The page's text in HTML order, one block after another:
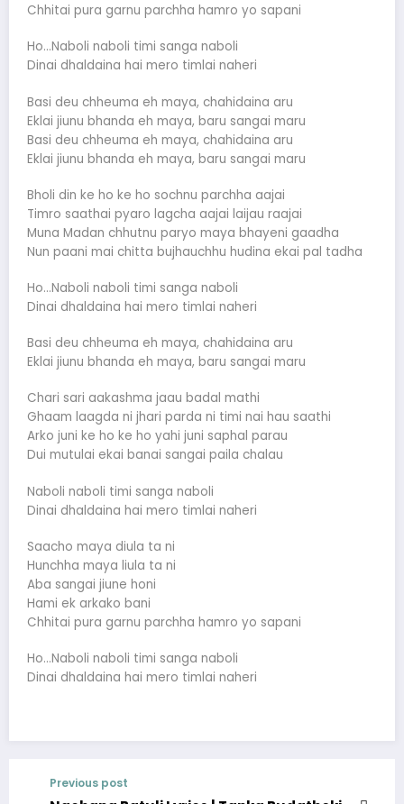
Chhitai pura garnu parchha hamro yo sapani
Ho…Naboli naboli timi sanga naboli
Dinai dhaldaina hai mero timlai naheri
Basi deu chheuma eh maya, chahidaina aru
Eklai jiunu bhanda eh maya, baru sangai maru
Basi deu chheuma eh maya, chahidaina aru
Eklai jiunu bhanda eh maya, baru sangai maru
Bholi din ke ho ke ho sochnu parchha aajai
Timro saathai pyaro lagcha aajai laijau raajai
Muna Madan chhutnu paryo maya bhayeni gaadha
Nun paani mai chitta bujhauchhu hudina ekai pal tadha
Ho…Naboli naboli timi sanga naboli
Dinai dhaldaina hai mero timlai naheri
Basi deu chheuma eh maya, chahidaina aru
Eklai jiunu bhanda eh maya, baru sangai maru
Chari sari aakashma jaau badal mathi
Ghaam laagda ni jhari parda ni timi nai hau saathi
Arko juni ke ho ke ho yahi juni saphal parau
Dui mutulai ekai banai sangai paila chalau
Naboli naboli timi sanga naboli
Dinai dhaldaina hai mero timlai naheri
Saacho maya diula ta ni
Hunchha maya liula ta ni
Aba sangai jiune honi
Hami ek arkako bani
Chhitai pura garnu parchha hamro yo sapani
Ho…Naboli naboli timi sanga naboli
Dinai dhaldaina hai mero timlai naheri
Previous post